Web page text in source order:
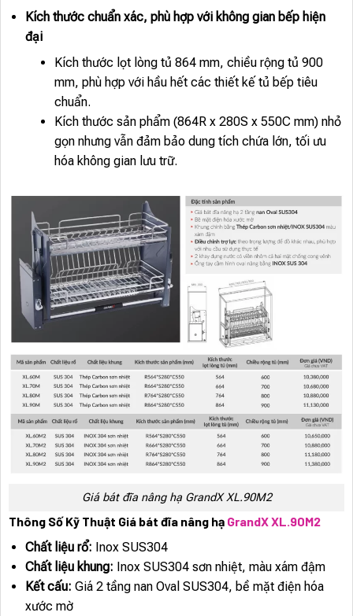
Kích thước chuẩn xác, phù hợp với không gian bếp hiện
đại
Kích thước lọt lòng tủ 864 mm, chiều rộng tủ 900
mm, phù hợp với hầu hết các thiết kế tủ bếp tiêu
chuẩn.
Kích thước sản phẩm (864R x 280S x 550C mm) nhỏ
gọn nhưng vẫn đảm bảo dung tích chứa lớn, tối ưu
hóa không gian lưu trữ.
Giá bát đĩa nâng hạ GrandX XL.90M2
Thông Số Kỹ Thuật Giá bát đĩa nâng hạ GrandX XL.90M2
Chất liệu rổ: Inox SUS304
Chất liệu khung: Inox SUS304 sơn nhiệt, màu xám đậm
Kết cấu: Giá 2 tầng nan Oval SUS304, bề mặt điện hóa
xước mờ